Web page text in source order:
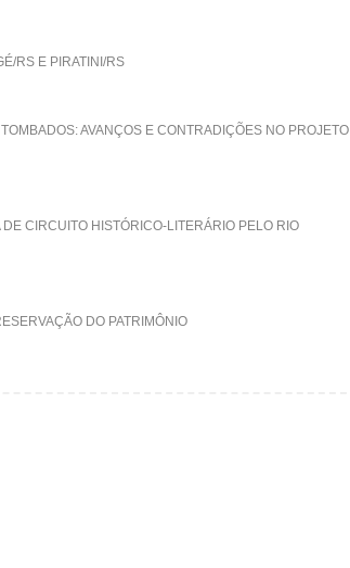
RS E PIRATINI/RS
AVANÇOS E CONTRADIÇÕES NO PROJETO
CIRCUITO HISTÓRICO-LITERÁRIO PELO RIO
DO PATRIMÔNIO